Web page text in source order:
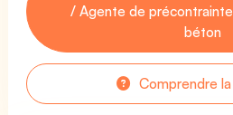
/ Agente de
béton
Comprendre